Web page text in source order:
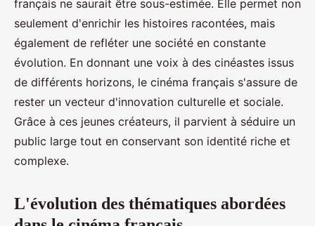
français ne saurait être sous-estimée. Elle permet non
seulement d'enrichir les histoires racontées, mais
également de refléter une société en constante
évolution. En donnant une voix à des cinéastes issus
de différents horizons, le cinéma français s'assure de
rester un vecteur d'innovation culturelle et sociale.
Grâce à ces jeunes créateurs, il parvient à séduire un
public large tout en conservant son identité riche et
complexe.
L'évolution des thématiques abordées